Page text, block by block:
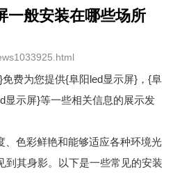
一般安装在哪些场所
费为您提供{阜阳led显示屏} ，{阜
显示屏}等一些相关信息的展示发
、色彩鲜艳和能够适应各种环境光
到其身影。以下是一些常见的安装